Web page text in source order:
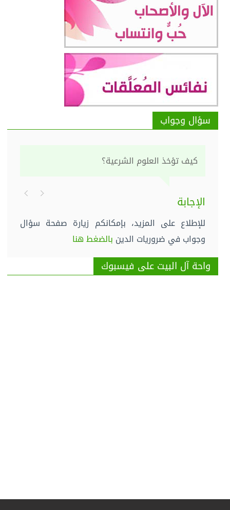
سؤال وجواب
كيف تؤخذ العلوم الشرعية؟
الإجابة
للإطلاع على المزيد، بإمكانكم زيارة صفحة سؤال
وجواب في ضروريات الدين بالضغط هنا
واحة آل البيت على فيسبوك